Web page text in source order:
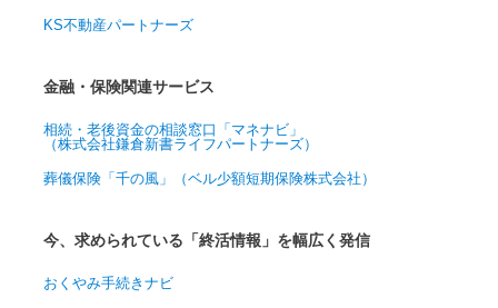
KS不動産パートナーズ
金融・保険関連サービス
相続・老後資金の相談窓口「マネナビ」
（株式会社鎌倉新書ライフパートナーズ）
葬儀保険「千の風」（ベル少額短期保険株式会社）
今、求められている「終活情報」を幅広く発信
おくやみ手続きナビ